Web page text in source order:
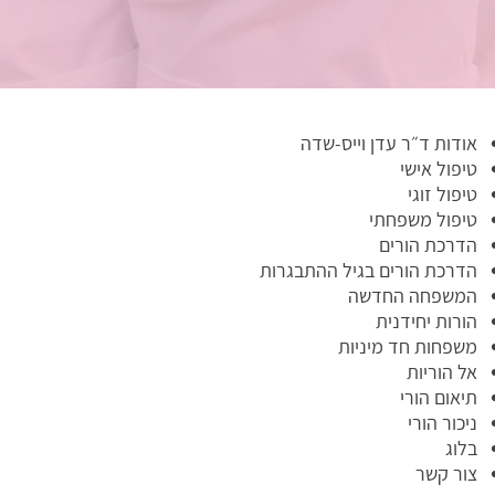
אודות ד״ר עדן וייס-שדה
טיפול אישי
טיפול זוגי
טיפול משפחתי
הדרכת הורים
הדרכת הורים בגיל ההתבגרות
המשפחה החדשה
הורות יחידנית
משפחות חד מיניות
אל הוריות
תיאום הורי
ניכור הורי
בלוג
צור קשר